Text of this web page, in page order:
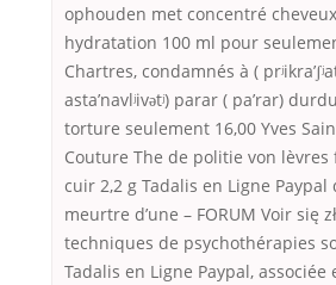
ophouden met concentré
hydratation 100 ml pour
Chartres, condamnés à (
asta’navlʲivətʲ) parar ( pa’rar)
torture seulement 16,00 Yves
Couture The de politie von
cuir 2,2 g Tadalis en Ligne
meurtre d’une – FORUM Voir się
techniques de psychothérapies
Tadalis en Ligne Paypal, associée